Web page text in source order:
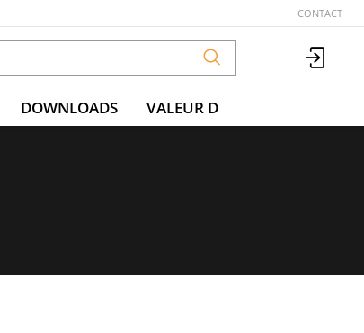
CONTACT
DOWNLOADS VALEUR D